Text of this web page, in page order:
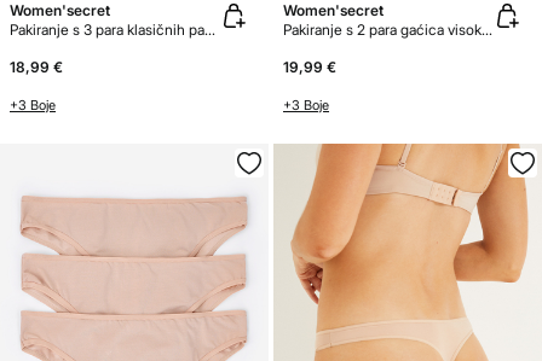
Women'secret
Pakiranje s 3 para klasičnih pamučnih gaćica
18,99 €
+3 Boje
Women'secret
Pakiranje s 2 para gaćica visokog struka
19,99 €
+3 Boje